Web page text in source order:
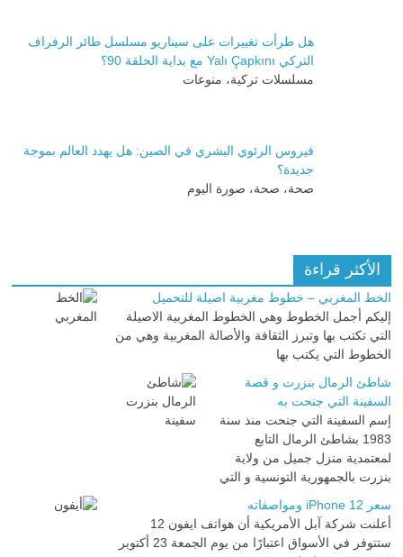
هل طرأت تغييرات على سيناريو مسلسل طائر الرفراف
التركي Yalı Çapkını مع بداية الحلقة 90؟
مسلسلات تركية، منوعات
فيروس الرئوي البشري في الصين: هل يهدد العالم بموجة
جديدة؟
صحة، صحة، صورة اليوم
الأكثر قراءة
الخط المغربي – خطوط مغربية اصيلة للتحميل
إليكم أجمل الخطوط وهي الخطوط المغربية الاصيلة
التي تكتب بها وتبرز الثقافة والأصالة المغربية وهي من
الخطوط التي يكتب بها
شاطئ الرمال بنزرت و قصة
السفينة التي جنحت به
إسم السفينة التي جنحت منذ سنة
1983 بشاطئ الرمال التابع
لمعتمدية منزل جميل من ولاية
بنزرت بالجمهورية التونسية و التي
سعر iPhone 12 ومواصفاته
أعلنت شركة آبل الأمريكية أن هواتف ايفون 12
ستتوفر في الأسواق اعتبارًا من يوم الجمعة 23 أكتوبر